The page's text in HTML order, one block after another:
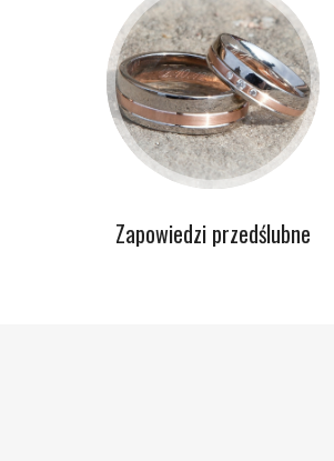
Zapowiedzi przedślubne